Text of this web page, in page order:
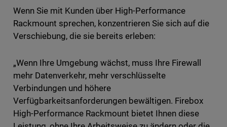
Wenn Sie mit Kunden über High-Performance
Rackmount sprechen, konzentrieren Sie sich auf die
Verschiebung, die sie bereits erleben:
„Wenn Ihre Umgebung wächst, muss Ihre Firewall
mehr Datenverkehr, mehr verschlüsselte
Verbindungen und höhere
Verfügbarkeitsanforderungen bewältigen. Firebox
High-Performance Rackmount bietet Ihnen diese